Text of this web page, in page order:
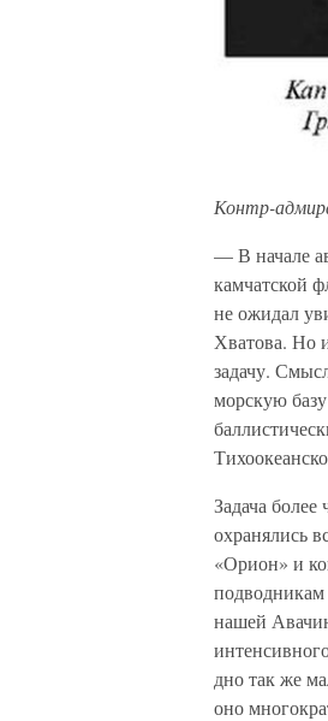
Контр-
— В начале
камчатской
не ожидал
Хватова. Но
задачу.
морскую
Задача
охранялись
«Орион» и
подводникам
нашей
дно так же
оно